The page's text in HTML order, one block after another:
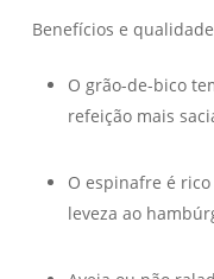
Benefícios e
O grão-de-bico
refeição mais
O espinafre é
leveza ao